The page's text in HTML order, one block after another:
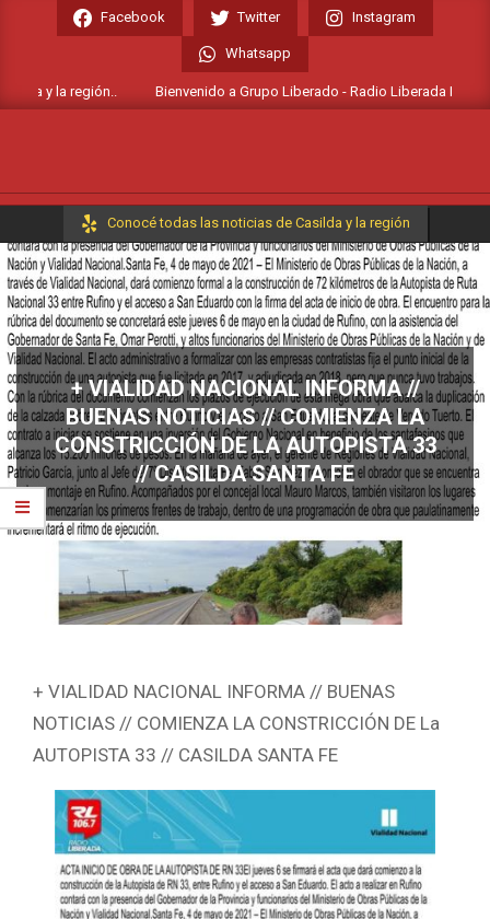
Facebook Twitter Instagram
Whatsapp
y la región.. Bienvenido a Grupo Liberado - Radio Liberada FM
Primary
Menu
Conocé todas las noticias de Casilda y la región
+ VIALIDAD NACIONAL INFORMA //
BUENAS NOTICIAS // COMIENZA LA
CONSTRICCIÓN DE LA AUTOPISTA 33
// CASILDA SANTA FE
+ VIALIDAD NACIONAL INFORMA // BUENAS
NOTICIAS // COMIENZA LA CONSTRICCIÓN DE La
AUTOPISTA 33 // CASILDA SANTA FE